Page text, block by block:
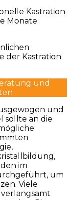
Kastration
Monate
der Kastration
und
und
sollte an die
im
um
Viele